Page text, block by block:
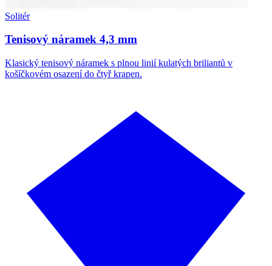
Solitér
Tenisový náramek 4,3 mm
Klasický tenisový náramek s plnou linií kulatých briliantů v
košíčkovém osazení do čtyř krapen.